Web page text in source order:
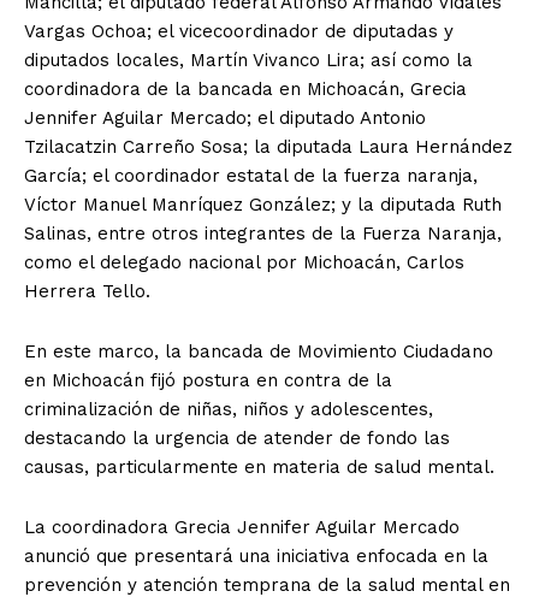
Vargas Ochoa; el vicecoordinador de diputadas y
diputados locales, Martín Vivanco Lira; así como la
coordinadora de la bancada en Michoacán, Grecia
Jennifer Aguilar Mercado; el diputado Antonio
Tzilacatzin Carreño Sosa; la diputada Laura Hernández
García; el coordinador estatal de la fuerza naranja,
Víctor Manuel Manríquez González; y la diputada Ruth
Salinas, entre otros integrantes de la Fuerza Naranja,
como el delegado nacional por Michoacán, Carlos
Herrera Tello.
En este marco, la bancada de Movimiento Ciudadano
en Michoacán fijó postura en contra de la
criminalización de niñas, niños y adolescentes,
destacando la urgencia de atender de fondo las
causas, particularmente en materia de salud mental.
La coordinadora Grecia Jennifer Aguilar Mercado
anunció que presentará una iniciativa enfocada en la
prevención y atención temprana de la salud mental en